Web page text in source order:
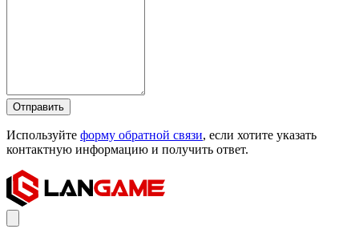
Отправить
Используйте форму обратной связи, если хотите указать
контактную информацию и получить ответ.